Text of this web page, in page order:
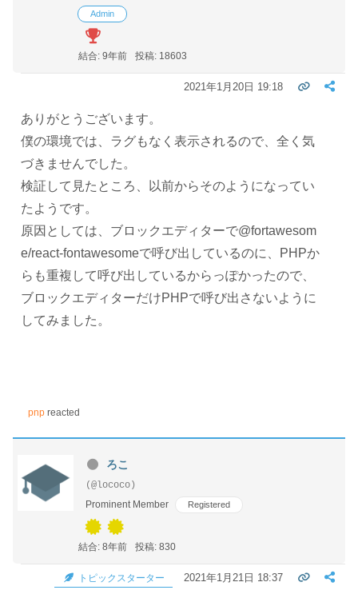
Admin
結合: 9年前 投稿: 18603
2021年1月20日 19:18
ありがとうございます。
僕の環境では、ラグもなく表示されるので、全く気
づきませんでした。
検証して見たところ、以前からそのようになってい
たようです。
原因としては、ブロックエディターで@fortawesom
e/react-fontawesomeで呼び出しているのに、PHPか
らも重複して呼び出しているからっぽかったので、
ブロックエディターだけPHPで呼び出さないように
してみました。
pnp reacted
ろこ
(@lococo)
Prominent Member
Registered
結合: 8年前 投稿: 830
トピックスターター 2021年1月21日 18:37